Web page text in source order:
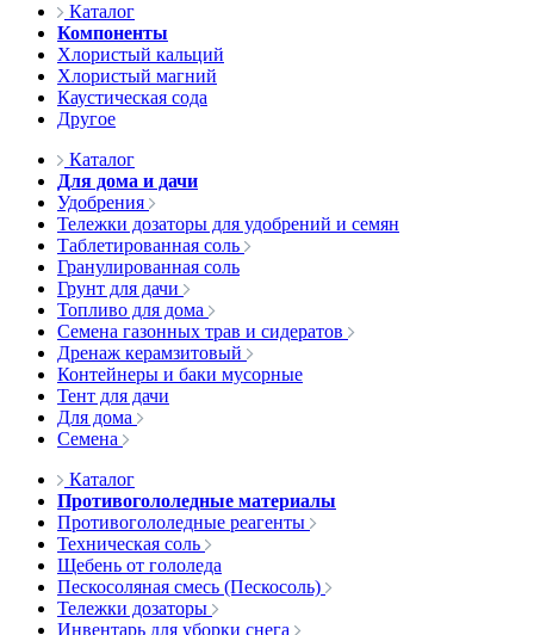
Каталог
Компоненты
Хлористый кальций
Хлористый магний
Каустическая сода
Другое
Каталог
Для дома и дачи
Удобрения
Тележки дозаторы для удобрений и семян
Таблетированная соль
Гранулированная соль
Грунт для дачи
Топливо для дома
Семена газонных трав и сидератов
Дренаж керамзитовый
Контейнеры и баки мусорные
Тент для дачи
Для дома
Семена
Каталог
Противогололедные материалы
Противогололедные реагенты
Техническая соль
Щебень от гололеда
Пескосоляная смесь (Пескосоль)
Тележки дозаторы
Инвентарь для уборки снега